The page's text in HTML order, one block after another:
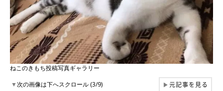
ねこのきもち投稿写真ギャラリー
▼次の画像は下へスクロール (3/9) ▶元記事を見る